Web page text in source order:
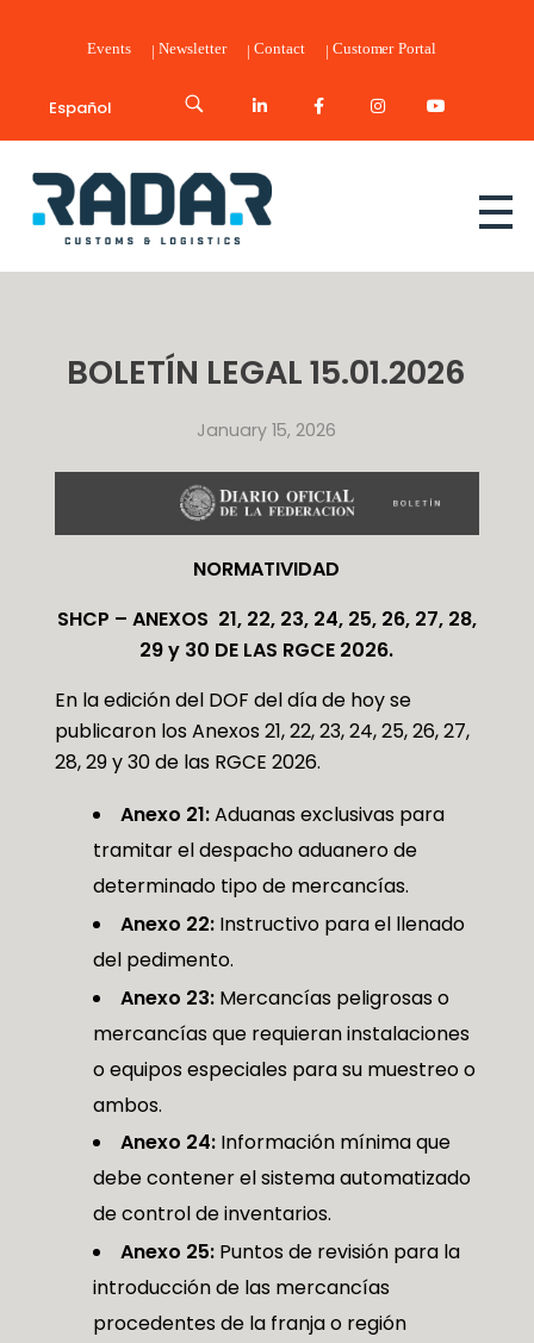
Events Newsletter Contact Customer Portal
Español
Radar Customs & Logistics
BOLETÍN LEGAL 15.01.2026
January 15, 2026
NORMATIVIDAD
SHCP – ANEXOS 21, 22, 23, 24, 25, 26, 27, 28,
29 y 30 DE LAS RGCE 2026.
En la edición del DOF del día de hoy se
publicaron los Anexos 21, 22, 23, 24, 25, 26, 27,
28, 29 y 30 de las RGCE 2026.
Anexo 21:Aduanas exclusivas para
tramitar el despacho aduanero de
determinado tipo de mercancías.
Anexo 22: Instructivo para el llenado
del pedimento.
Anexo 23: Mercancías peligrosas o
mercancías que requieran instalaciones
o equipos especiales para su muestreo o
ambos.
Anexo 24: Información mínima que
debe contener el sistema automatizado
de control de inventarios.
Anexo 25: Puntos de revisión para la
introducción de las mercancías
procedentes de la franja o región